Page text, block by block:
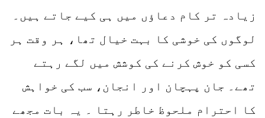
زیادہ تر کام دعاؤں میں ہی کیے جاتے ہیں۔
لوگوں کی خوشی کا بہت خیال تھا، ہر وقت ہر
کسی کو خوش کرنے کی کوشش میں لگے رہتے
تھے۔ جان پہچان اور انجان، سب کی خواہش
کا احترام ملحوظ خاطر رہتا ۔ یہ بات مجھے